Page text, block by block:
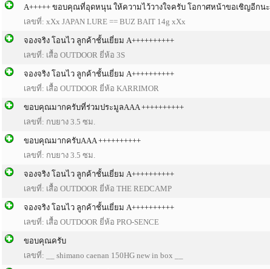
A+++++ ขอบคุณที่อุดหนุน ให้ความไว้วางใจครับ โอกาศหน้าขอเชิญอีกน
เลขที่: xXx JAPAN LURE == BUZ BAIT 14g xXx
จองจริง โอนไว ลูกค้าชั้นเยี่ยม A++++++++++
เลขที่: เสื้อ OUTDOOR ยี่ห้อ 3S
จองจริง โอนไว ลูกค้าชั้นเยี่ยม A++++++++++
เลขที่: เสื้อ OUTDOOR ยี่ห้อ KARRIMOR
ขอบคุณมากครับที่ร่วมประมูลAAA ++++++++++
เลขที่: กบยาง 3.5 ซม.
ขอบคุณมากครับAAA ++++++++++
เลขที่: กบยาง 3.5 ซม.
จองจริง โอนไว ลูกค้าชั้นเยี่ยม A++++++++++
เลขที่: เสื้อ OUTDOOR ยี่ห้อ THE REDCAMP
จองจริง โอนไว ลูกค้าชั้นเยี่ยม A++++++++++
เลขที่: เสื้อ OUTDOOR ยี่ห้อ PRO-SENCE
ขอบคุณครับ
เลขที่: __ shimano caenan 150HG new in box __